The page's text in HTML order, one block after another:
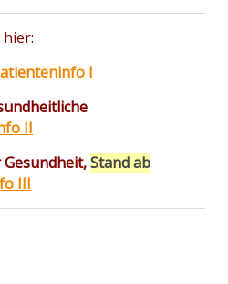
I
II
Stand ab
III